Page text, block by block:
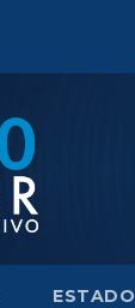
ESTADO